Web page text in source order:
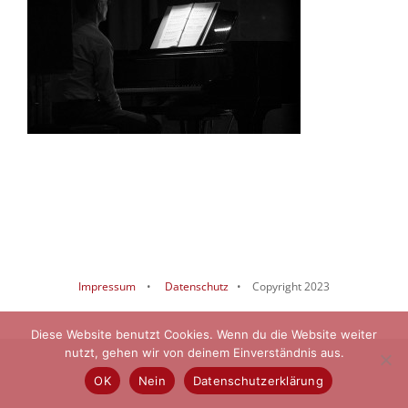
Impressum • Datenschutz • Copyright 2023
Diese Website benutzt Cookies. Wenn du die Website weiter
nutzt, gehen wir von deinem Einverständnis aus.
OK
Nein Datenschutzerklärung